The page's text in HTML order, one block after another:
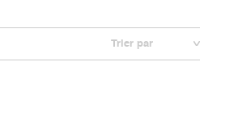
Trier par